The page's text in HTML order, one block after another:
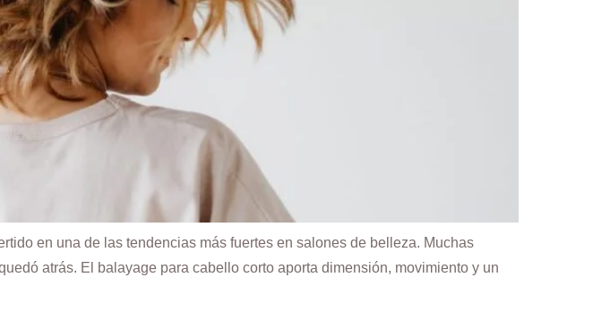
en una de las tendencias más fuertes en salones de belleza. Muchas
atrás. El balayage para cabello corto aporta dimensión, movimiento y un